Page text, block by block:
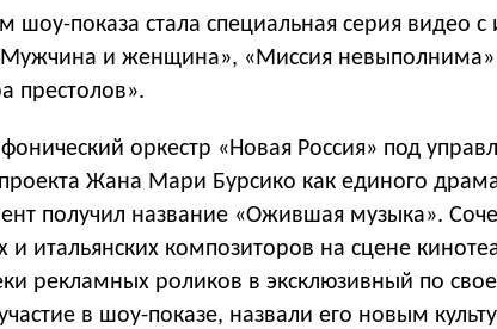
показа стала специальная серия видео с
и женщина», «Миссия
престолов».
оркестр «Новая Россия» под
Жана Мари Бурсико как единого
получил название «Ожившая музыка».
и итальянских композиторов на сцене
рекламных роликов в эксклюзивный по
в шоу-показе, назвали его новым